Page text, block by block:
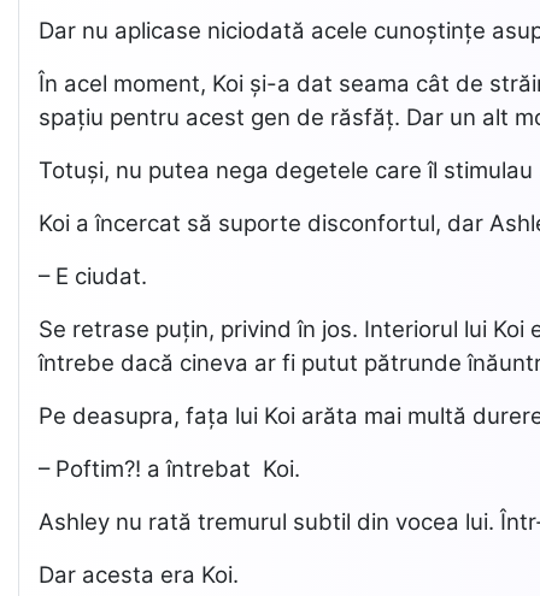
Dar nu aplicase niciodată acele cunoștințe
În acel moment, Koi și-a dat seama cât de
spațiu pentru acest gen de răsfăț. Dar un alt
Totuși, nu putea nega degetele care îl
Koi a încercat să suporte disconfortul, dar
– E ciudat.
Se retrase puțin, privind în jos. Interiorul lui
întrebe dacă cineva ar fi putut pătrunde
Pe deasupra, fața lui Koi arăta mai multă
– Poftim?! a întrebat Koi.
Ashley nu rată tremurul subtil din vocea lui.
Dar acesta era Koi.